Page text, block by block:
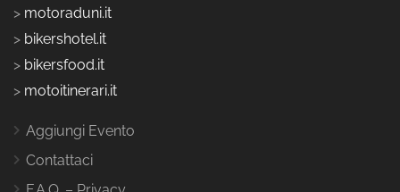
> motoraduni.it
> bikershotel.it
> bikersfood.it
> motoitinerari.it
Aggiungi Evento
Contattaci